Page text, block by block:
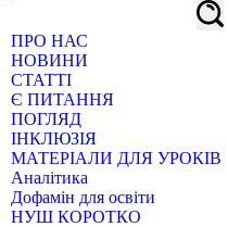
ПРО НАС
НОВИНИ
СТАТТІ
Є ПИТАННЯ
ПОГЛЯД
ІНКЛЮЗІЯ
МАТЕРІАЛИ ДЛЯ УРОКІВ
Аналітика
Дофамін для освіти
НУШ КОРОТКО